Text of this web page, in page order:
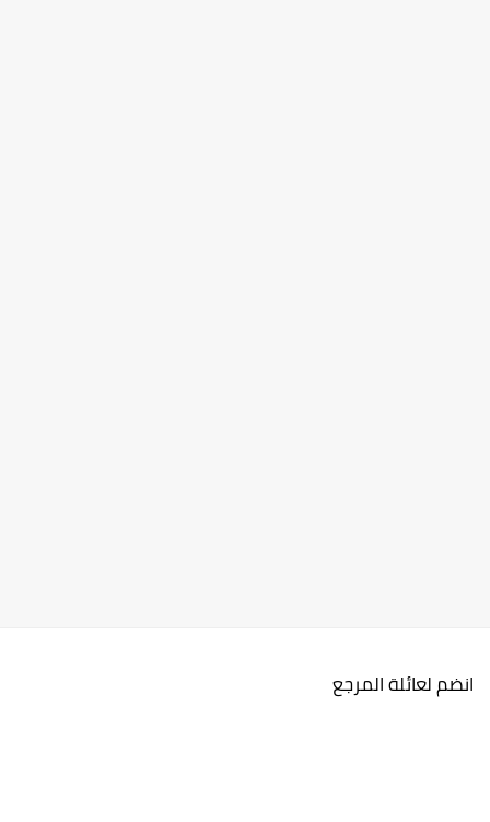
انضم لعائلة المرجع